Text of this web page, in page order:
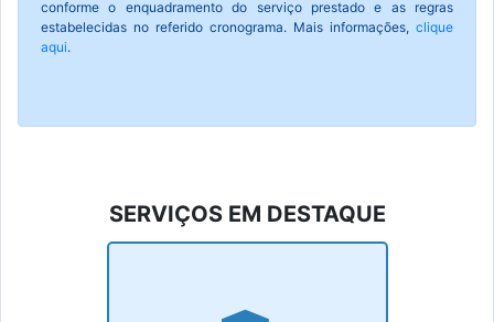
conforme o enquadramento do serviço prestado e as regras
estabelecidas no referido cronograma. Mais informações, clique
aqui.
SERVIÇOS EM DESTAQUE
IPTU 2026